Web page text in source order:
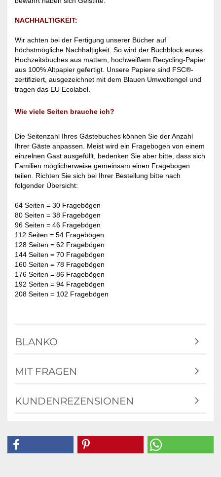
NACHHALTIGKEIT:
Wir achten bei der Fertigung unserer Bücher auf
höchstmögliche Nachhaltigkeit. So wird der Buchblock eures
Hochzeitsbuches aus mattem, hochweißem Recycling-Papier
aus 100% Altpapier gefertigt. Unsere Papiere sind FSC®-
zertifiziert, ausgezeichnet mit dem Blauen Umweltengel und
tragen das EU Ecolabel.
Wie viele Seiten brauche ich?
Die Seitenzahl Ihres Gästebuches können Sie der Anzahl
Ihrer Gäste anpassen. Meist wird ein Fragebogen von einem
einzelnen Gast ausgefüllt, bedenken Sie aber bitte, dass sich
Familien möglicherweise gemeinsam einen Fragebogen
teilen. Richten Sie sich bei Ihrer Bestellung bitte nach
folgender Übersicht:
64 Seiten = 30 Fragebögen
80 Seiten = 38 Fragebögen
96 Seiten = 46 Fragebögen
112 Seiten = 54 Fragebögen
128 Seiten = 62 Fragebögen
144 Seiten = 70 Fragebögen
160 Seiten = 78 Fragebögen
176 Seiten = 86 Fragebögen
192 Seiten = 94 Fragebögen
208 Seiten = 102 Fragebögen
BLANKO
MIT FRAGEN
KUNDENREZENSIONEN